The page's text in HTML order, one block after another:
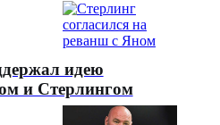
идею
и Стерлингом